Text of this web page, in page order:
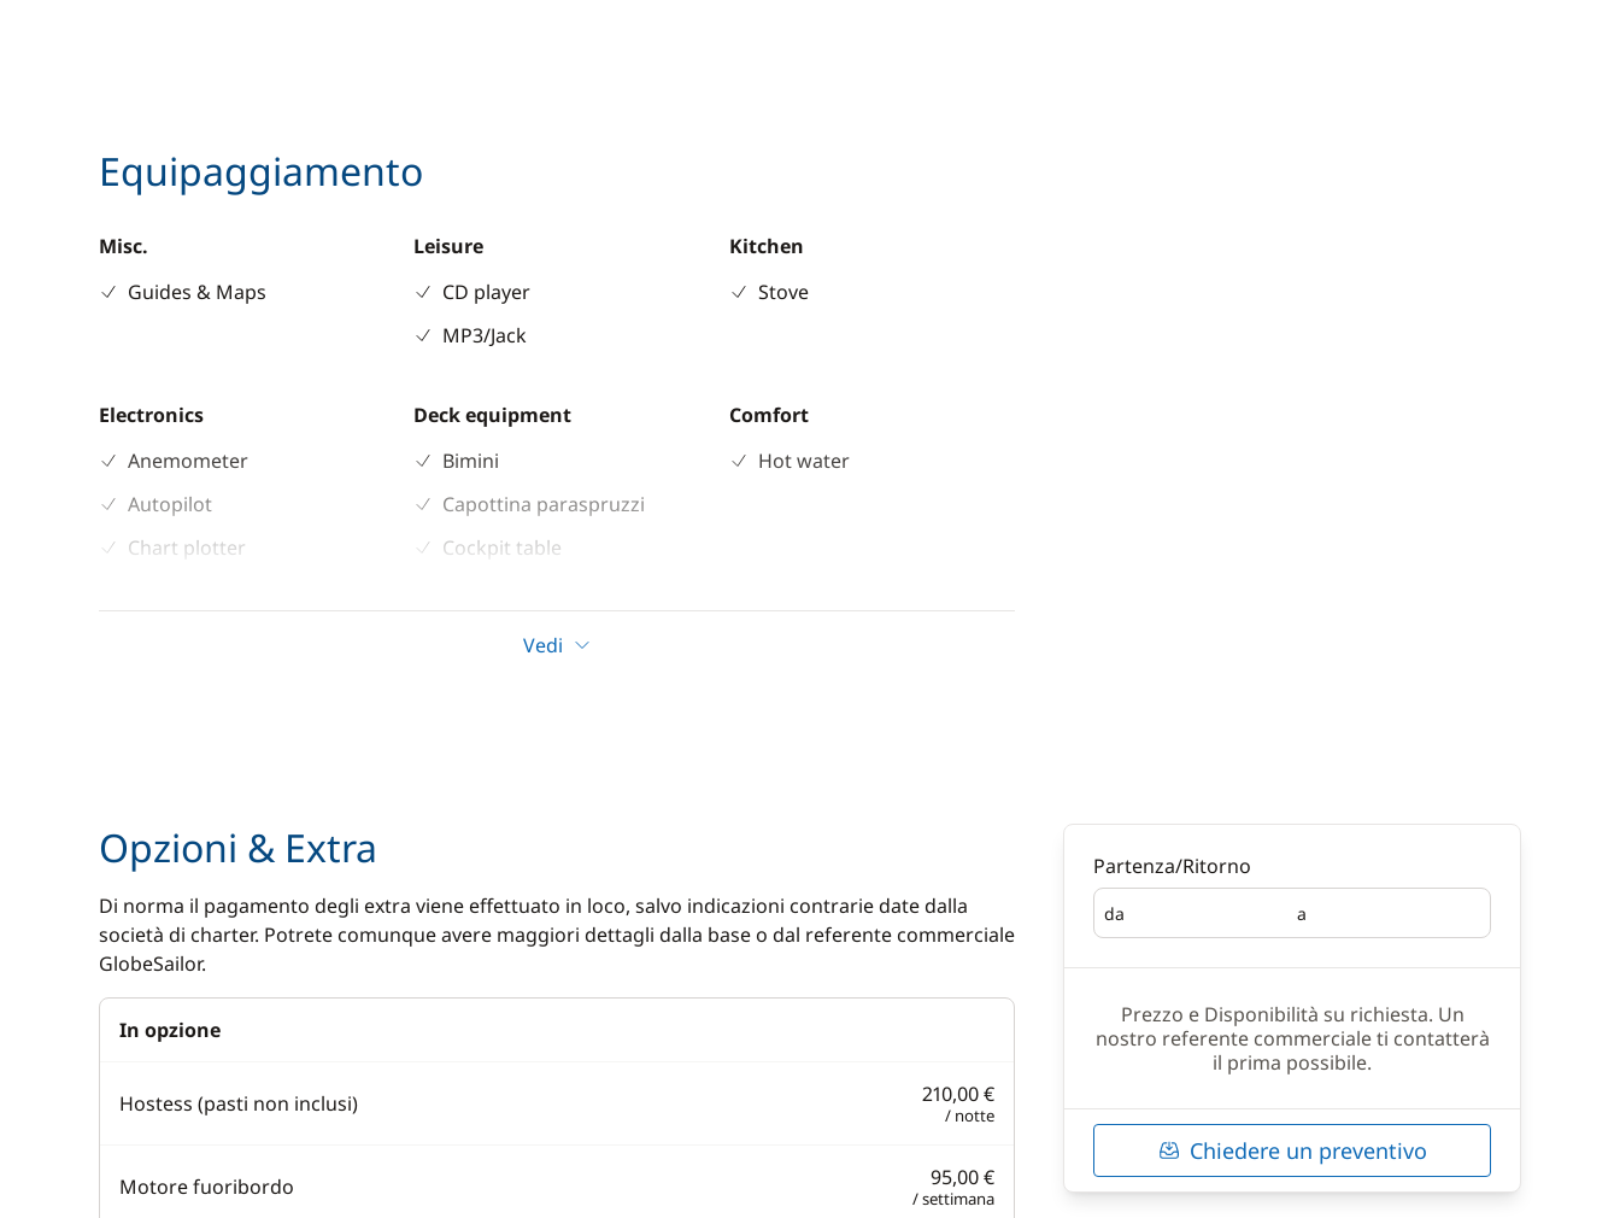
Equipaggiamento
Misc.
Guides & Maps
Leisure
CD player
MP3/Jack
Kitchen
Stove
Electronics
Anemometer
Autopilot
Chart plotter
Deck equipment
Bimini
Capottina paraspruzzi
Cockpit table
Swimming ladder
Comfort
Hot water
Vedi
Opzioni & Extra
Di norma il pagamento degli extra viene effettuato in loco, salvo indicazioni contrarie date dalla
società di charter. Potrete comunque avere maggiori dettagli dalla base o dal referente commerciale
GlobeSailor.
In opzione
Hostess (pasti non inclusi) 210,00 €
/ notte
Motore fuoribordo 95,00 €
/ settimana
Partenza/Ritorno
da
Partenza a
Ritorno
Prezzo e Disponibilità su richiesta. Un
nostro referente commerciale ti contatterà
il prima possibile.
Chiedere un preventivo